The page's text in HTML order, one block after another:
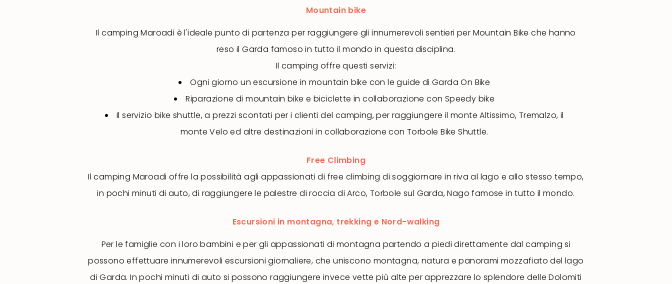
Mountain bike
Il camping Maroadi è l'ideale punto di partenza per raggiungere gli innumerevoli sentieri per Mountain Bike che hanno
reso il Garda famoso in tutto il mondo in questa disciplina.
Il camping offre questi servizi:
Ogni giorno un escursione in mountain bike con le guide di Garda On Bike
Riparazione di mountain bike e biciclette in collaborazione con Speedy bike
Il servizio bike shuttle, a prezzi scontati per i clienti del camping, per raggiungere il monte Altissimo, Tremalzo, il
monte Velo ed altre destinazioni in collaborazione con Torbole Bike Shuttle.
Free Climbing
Il camping Maroadi offre la possibilità agli appassionati di free climbing di soggiornare in riva al lago e allo stesso tempo,
in pochi minuti di auto, di raggiungere le palestre di roccia di Arco, Torbole sul Garda, Nago famose in tutto il mondo.
Escursioni in montagna, trekking e Nord-walking
Per le famiglie con i loro bambini e per gli appassionati di montagna partendo a piedi direttamente dal camping si
possono effettuare innumerevoli escursioni giornaliere, che uniscono montagna, natura e panorami mozzafiato del lago
di Garda. In pochi minuti di auto si possono raggiungere invece vette più alte per apprezzare lo splendore delle Dolomiti